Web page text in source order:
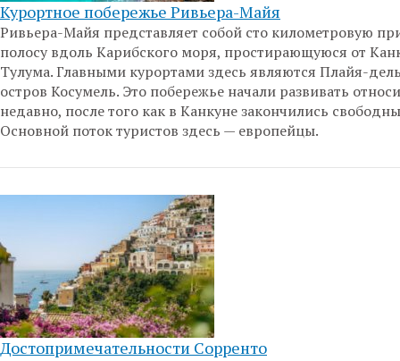
Курортное побережье Ривьера-Майя
Ривьера-Майя представляет собой сто километровую
полосу вдоль Карибского моря, простирающуюся от
Тулума. Главными курортами здесь являются Плайя-
остров Косумель. Это побережье начали развивать
недавно, после того как в Канкуне закончились
Основной поток туристов здесь — европейцы.
Достопримечательности Сорренто